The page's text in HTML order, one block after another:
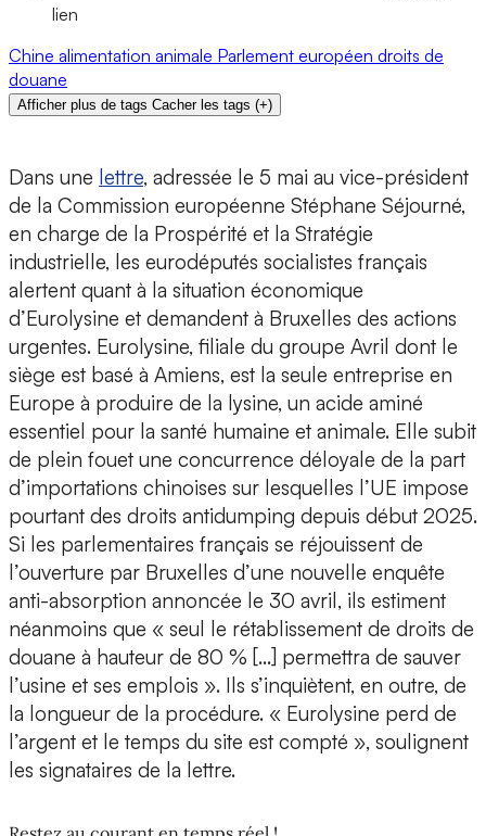
lien
Chine alimentation animale Parlement européen droits de
douane
Afficher plus de tags Cacher les tags (+)
Dans une lettre, adressée le 5 mai au vice-président
de la Commission européenne Stéphane Séjourné,
en charge de la Prospérité et la Stratégie
industrielle, les eurodéputés socialistes français
alertent quant à la situation économique
d’Eurolysine et demandent à Bruxelles des actions
urgentes. Eurolysine, filiale du groupe Avril dont le
siège est basé à Amiens, est la seule entreprise en
Europe à produire de la lysine, un acide aminé
essentiel pour la santé humaine et animale. Elle subit
de plein fouet une concurrence déloyale de la part
d’importations chinoises sur lesquelles l’UE impose
pourtant des droits antidumping depuis début 2025.
Si les parlementaires français se réjouissent de
l’ouverture par Bruxelles d’une nouvelle enquête
anti-absorption annoncée le 30 avril, ils estiment
néanmoins que « seul le rétablissement de droits de
douane à hauteur de 80 % […] permettra de sauver
l’usine et ses emplois ». Ils s’inquiètent, en outre, de
la longueur de la procédure. « Eurolysine perd de
l’argent et le temps du site est compté », soulignent
les signataires de la lettre.